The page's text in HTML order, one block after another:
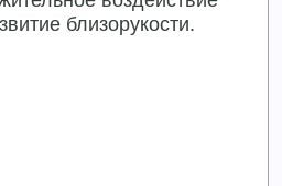
близорукости.